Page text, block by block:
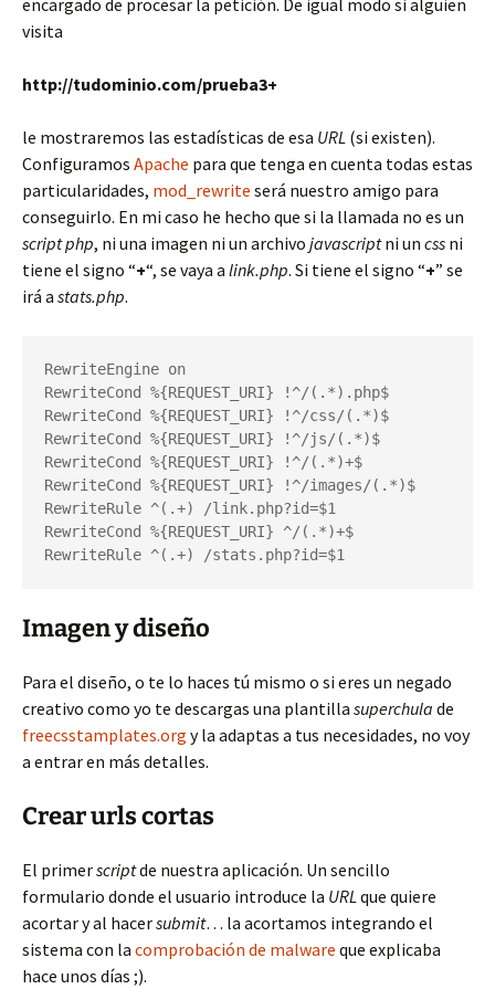
encargado de procesar la petición. De igual modo si alguien
visita
http://tudominio.com/prueba3+
le mostraremos las estadísticas de esa URL (si existen).
Configuramos Apache para que tenga en cuenta todas estas
particularidades, mod_rewrite será nuestro amigo para
conseguirlo. En mi caso he hecho que si la llamada no es un
script php, ni una imagen ni un archivo javascriptni un css ni
tiene el signo “+“, se vaya a link.php. Si tiene el signo “+” se
irá a stats.php.
RewriteEngine on
RewriteCond %{REQUEST_URI} !^/(.*).php$
RewriteCond %{REQUEST_URI} !^/css/(.*)$
RewriteCond %{REQUEST_URI} !^/js/(.*)$
RewriteCond %{REQUEST_URI} !^/(.*)+$
RewriteCond %{REQUEST_URI} !^/images/(.*)$
RewriteRule ^(.+) /link.php?id=$1
RewriteCond %{REQUEST_URI} ^/(.*)+$
RewriteRule ^(.+) /stats.php?id=$1
Imagen y diseño
Para el diseño, o te lo haces tú mismo o si eres un negado
creativo como yo te descargas una plantilla superchula de
freecsstamplates.org y la adaptas a tus necesidades, no voy
a entrar en más detalles.
Crear urls cortas
El primerscriptde nuestra aplicación. Un sencillo
formulario donde el usuario introduce la URLque quiere
acortar y al hacersubmit… la acortamos integrando el
sistema con la comprobación de malware que explicaba
hace unos días ;).